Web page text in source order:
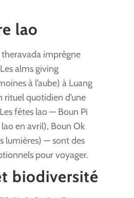
lao
imprègne
alms giving
à l’aube) à Luang
rituel quotidien d’une
fêtes lao — Boun Pi
en avril), Boun Ok
lumières) — sont des
pour voyager.
biodiversité